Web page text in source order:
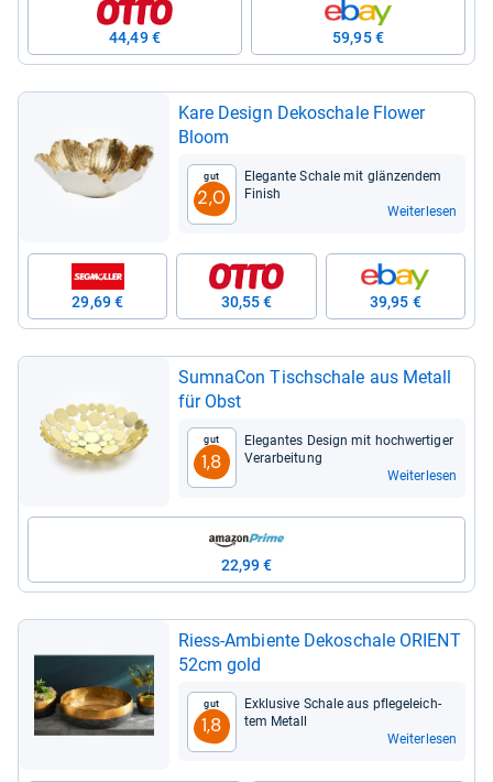
44,49 € 59,95 €
Kare Design Deko­schale Flower
Bloom
Gut
2,0
Ele­gante Schale mit glän­zen­dem
Finish
Weiterlesen
29,69 € 30,55 € 39,95 €
Sum­naCon Tisch­schale aus Metall
für Obst
Gut
1,8
Ele­gan­tes Design mit hoch­wer­ti­ger
Ver­ar­bei­tung
Weiterlesen
22,99 €
Riess-​Ambiente Deko­schale ORI­ENT
52cm gold
Gut
1,8
Exklu­sive Schale aus pfle­ge­leich­
tem Metall
Weiterlesen